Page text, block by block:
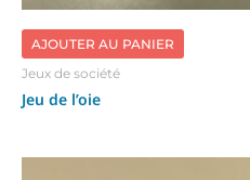
AJOUTER AU PANIER
Jeux de société
Jeu de l’oie